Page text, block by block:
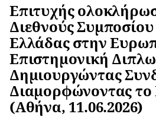
Επιτυχής
Διεθνούς
Ελλάδας στην
Επιστημονική
Δημιουργώντας
Διαμορφώνοντας
(Αθήνα, 11.06.2026)